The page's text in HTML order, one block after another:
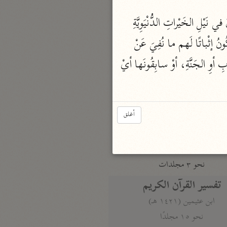
تيسير الكريم الرحمن
السعدي (١٣٧٦ هـ)
نحو ٤ مجلدات
نحو ٣ مجلدات
تفسير القرآن الكريم
ابن عثيمين (١٤٢١ هـ)
نحو ١٥ مجلدًا
أغلق